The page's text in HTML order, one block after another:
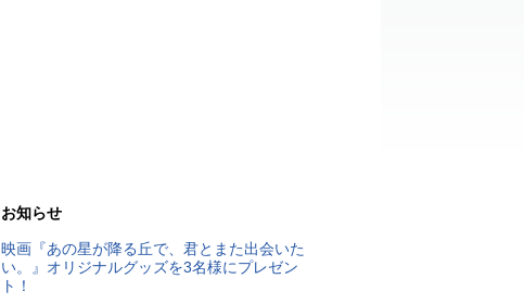
お知らせ
映画『あの星が降る丘で、君とまた出会いた
い。』オリジナルグッズを3名様にプレゼン
ト！